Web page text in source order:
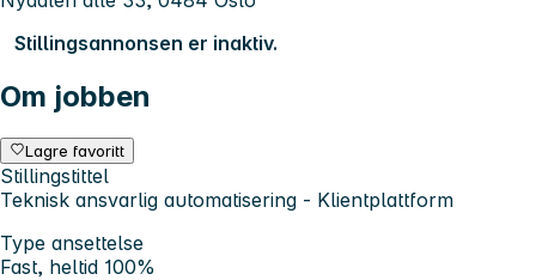
Stillingsannonsen er inaktiv.
Om jobben
Lagre favoritt
Stillingstittel
Teknisk ansvarlig automatisering - Klientplattform
Type ansettelse
Fast, heltid 100%